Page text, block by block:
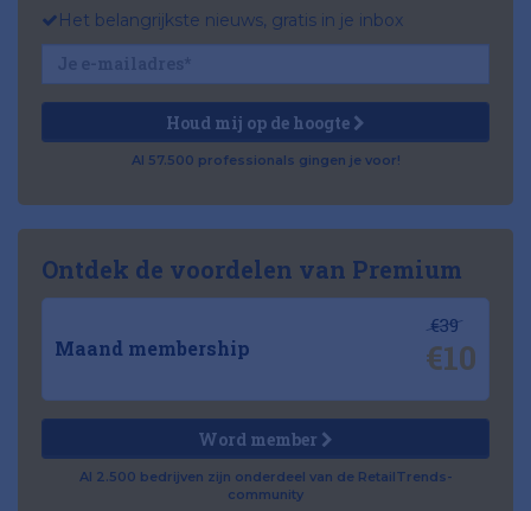
Het belangrijkste nieuws, gratis in je inbox
Houd mij op de hoogte
Al 57.500 professionals gingen je voor!
Ontdek de voordelen van Premium
Maand membership
€39
€10
Word member
Al 2.500 bedrijven zijn onderdeel van de RetailTrends-
community